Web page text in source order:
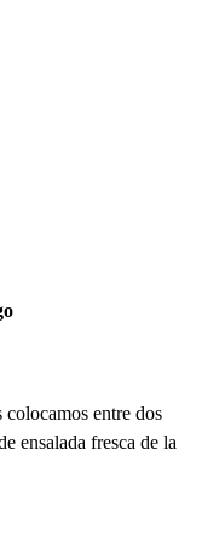
entre dos
ensalada fresca de la